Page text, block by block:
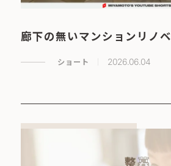
廊下の無いマンションリノベ
ショート 2026.06.04